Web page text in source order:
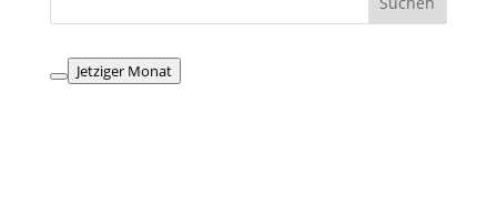
Jetziger Monat